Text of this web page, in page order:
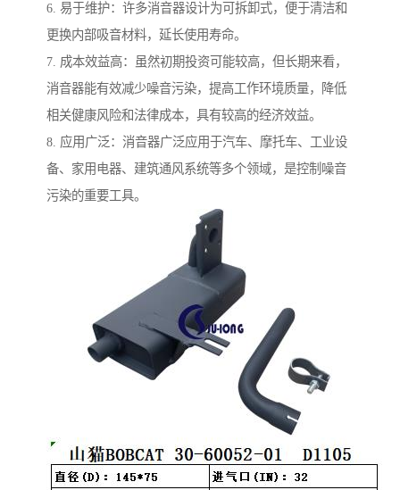
6. 易于维护：许多消音器设计为可拆卸式，便于清洁和
更换内部吸音材料，延长使用寿命。
7. 成本效益高：虽然初期投资可能较高，但长期来看，
消音器能有效减少噪音污染，提高工作环境质量，降低
相关健康风险和法律成本，具有较高的经济效益。
8. 应用广泛：消音器广泛应用于汽车、摩托车、工业设
备、家用电器、建筑通风系统等多个领域，是控制噪音
污染的重要工具。